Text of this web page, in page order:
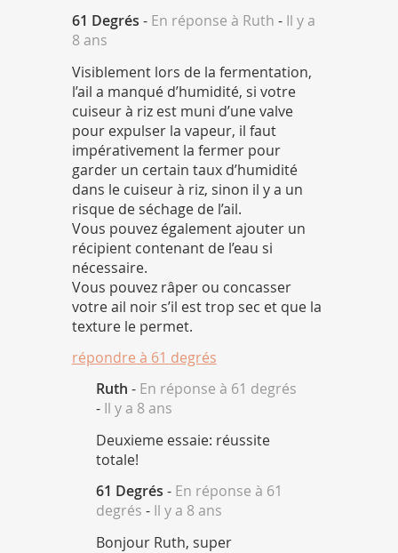
61 Degrés - En réponse à Ruth - Il y a
8 ans
Visiblement lors de la fermentation,
l’ail a manqué d’humidité, si votre
cuiseur à riz est muni d’une valve
pour expulser la vapeur, il faut
impérativement la fermer pour
garder un certain taux d’humidité
dans le cuiseur à riz, sinon il y a un
risque de séchage de l’ail.
Vous pouvez également ajouter un
récipient contenant de l’eau si
nécessaire.
Vous pouvez râper ou concasser
votre ail noir s’il est trop sec et que la
texture le permet.
répondre à 61 degrés
Ruth - En réponse à 61 degrés
- Il y a 8 ans
Deuxieme essaie: réussite
totale!
61 Degrés - En réponse à 61
degrés - Il y a 8 ans
Bonjour Ruth, super